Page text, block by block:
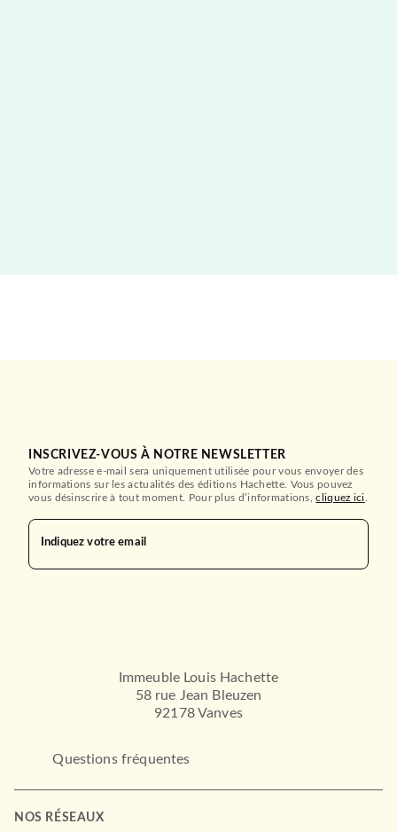
INSCRIVEZ-VOUS À NOTRE NEWSLETTER
Votre adresse e-mail sera uniquement utilisée pour vous envoyer des
informations sur les actualités des éditions Hachette. Vous pouvez
vous désinscrire à tout moment. Pour plus d’informations,cliquez ici
Indiquez votre email
Immeuble Louis Hachette
58 rue Jean Bleuzen
92178 Vanves
Questions fréquentes
NOS RÉSEAUX